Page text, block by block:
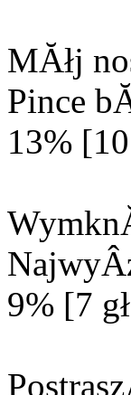
MĂłj
Pince
13%
9% [7